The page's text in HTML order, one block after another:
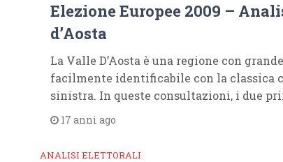
Elezione Europee 2009 –
d’Aosta
La Valle D’Aosta è una regione con
facilmente identificabile con la classica
sinistra. In queste consultazioni, i due
17 anni ago
ANALISI ELETTORALI